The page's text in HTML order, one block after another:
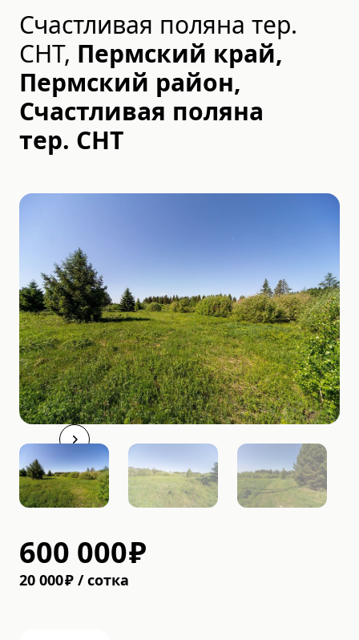
Счастливая поляна тер.
СНТ, Пермский край,
Пермский район,
Счастливая поляна
тер. СНТ
600 000₽
20 000₽ /cотка